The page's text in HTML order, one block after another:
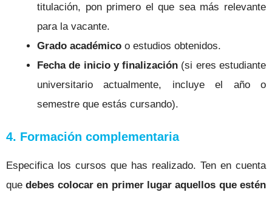
titulación, pon primero el que sea más relevante
para la vacante.
Grado académico o estudios obtenidos.
Fecha de inicio y finalización (si eres estudiante
universitario actualmente, incluye el año o
semestre que estás cursando).
4. Formación complementaria
Especifica los cursos que has realizado. Ten en cuenta
quedebes colocar en primer lugar aquellos que estén